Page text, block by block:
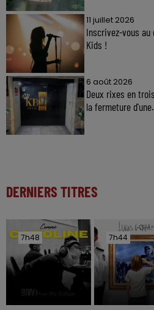
11 juillet 2026
Inscrivez-vous au
Kids !
6 août 2026
Deux rixes en
la fermeture
DERNIERS TITRES
7h48
7h48 7h44
7h44